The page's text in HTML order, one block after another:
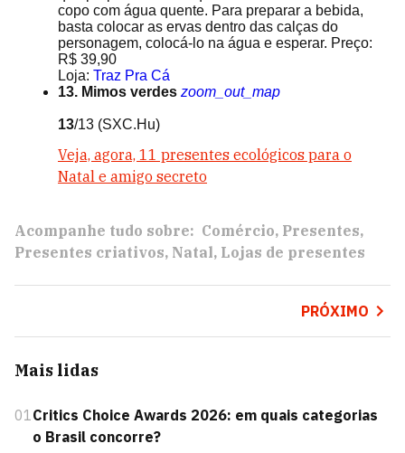
copo com água quente. Para preparar a bebida,
basta colocar as ervas dentro das calças do
personagem, colocá-lo na água e esperar. Preço:
R$ 39,90
Loja: Traz Pra Cá
13. Mimos verdes zoom_out_map
13/13 (SXC.Hu)
Veja, agora, 11 presentes ecológicos para o
Natal e amigo secreto
Acompanhe tudo sobre: Comércio Presentes
Presentes criativos Natal Lojas de presentes
PRÓXIMO
Mais lidas
01Critics Choice Awards 2026: em quais categorias
o Brasil concorre?